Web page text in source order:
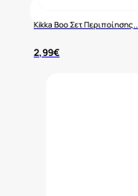
Kikka Boo Σετ Περιποίησης..
2,99€